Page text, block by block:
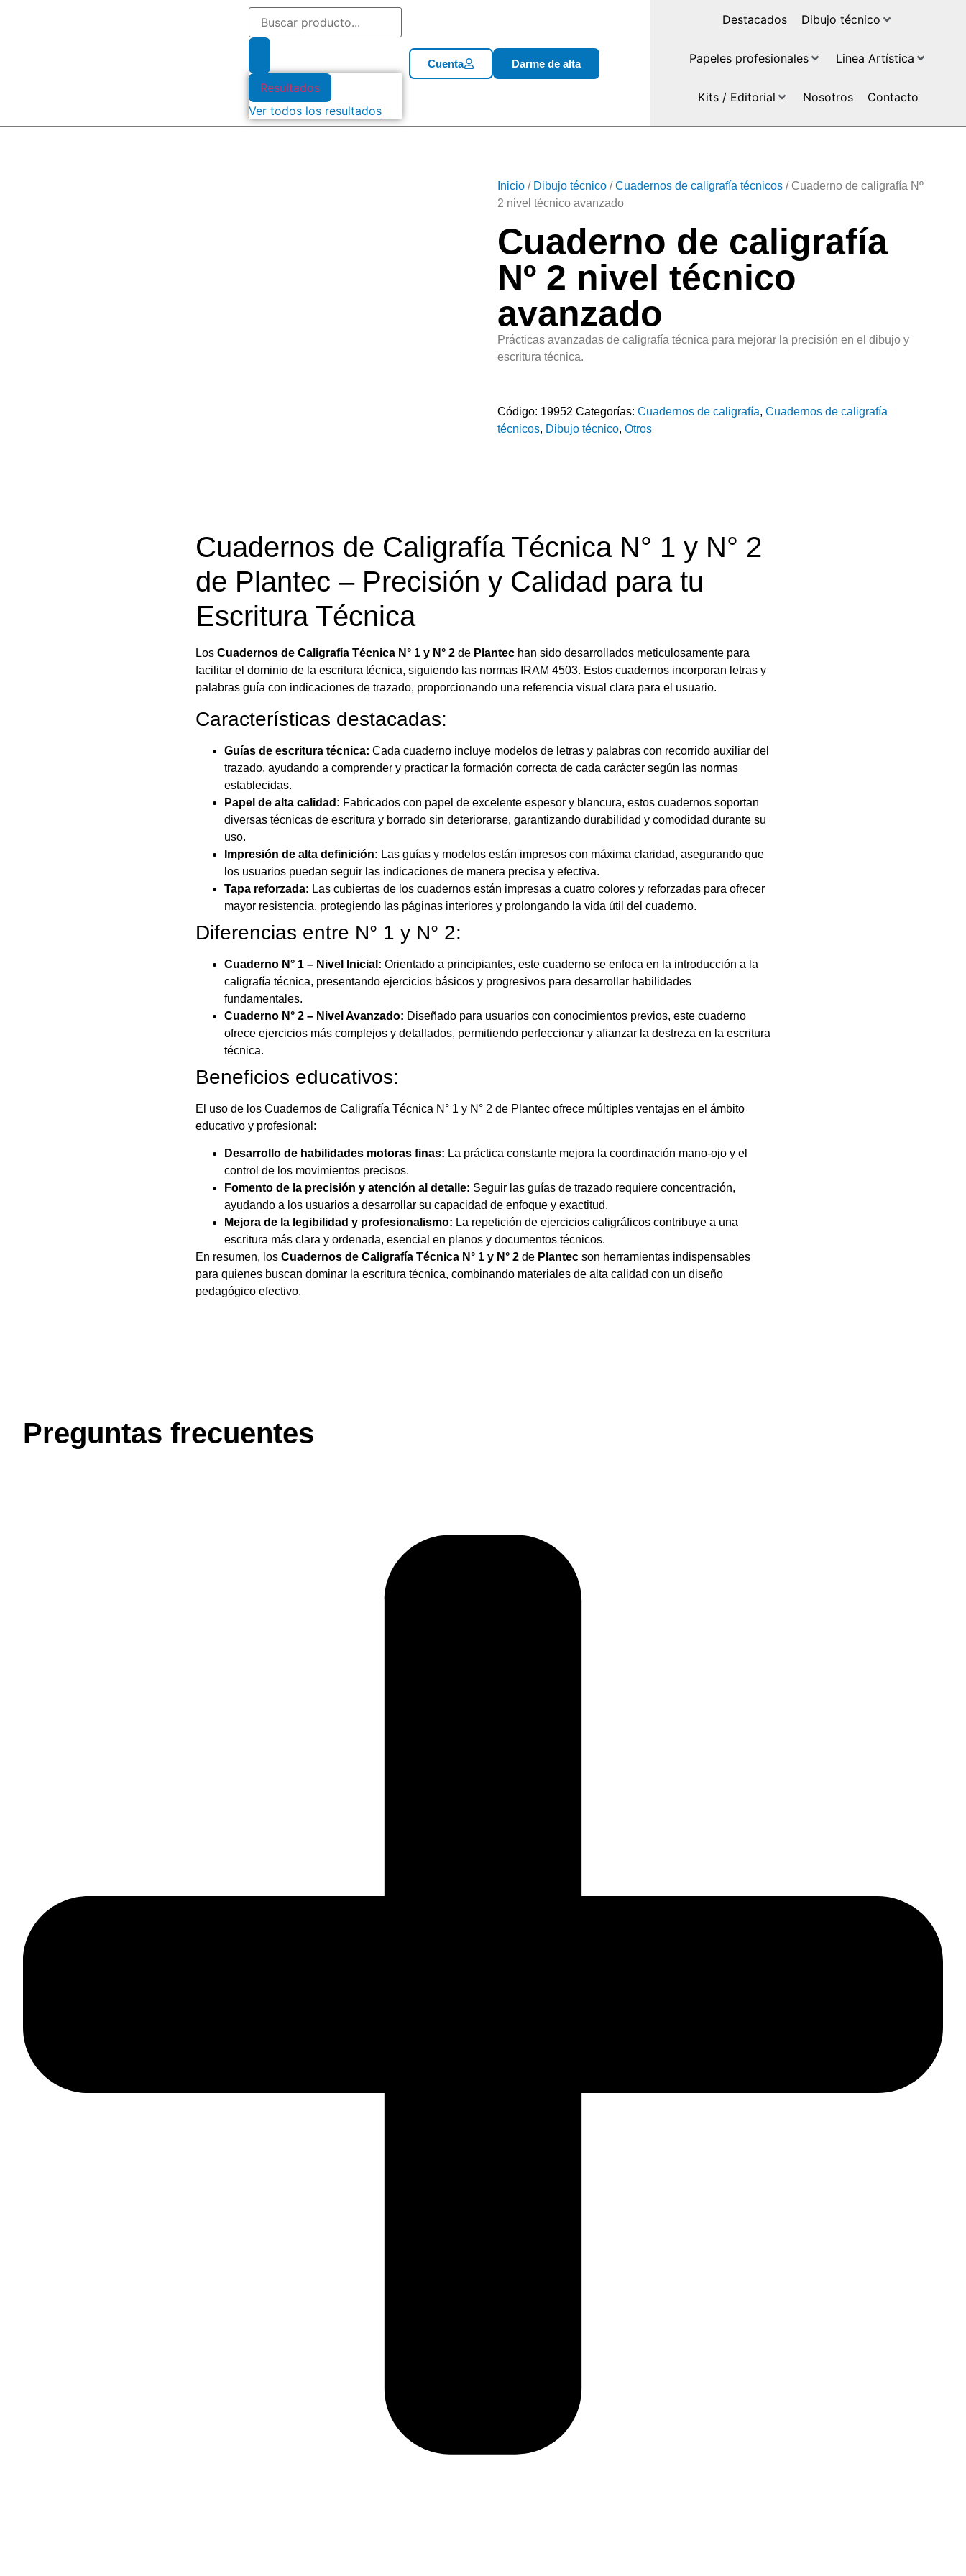
Resultados
Ver todos los resultados
Cuenta Darme de alta
Destacados Dibujo técnico
Papeles profesionales Linea Artística
Kits / Editorial Nosotros Contacto
Inicio / Dibujo técnico /Cuadernos de caligrafía técnicos / Cuaderno de caligrafía Nº
2 nivel técnico avanzado
Cuaderno de caligrafía
Nº 2 nivel técnico
avanzado
Prácticas avanzadas de caligrafía técnica para mejorar la precisión en el dibujo y
escritura técnica.
Código: 19952 Categorías: Cuadernos de caligrafía, Cuadernos de caligrafía
técnicos, Dibujo técnico, Otros
Cuadernos de Caligrafía Técnica N° 1 y N° 2
de Plantec – Precisión y Calidad para tu
Escritura Técnica
Los Cuadernos de Caligrafía Técnica N° 1 y N° 2 de Plantec han sido desarrollados meticulosamente para
facilitar el dominio de la escritura técnica, siguiendo las normas IRAM 4503. Estos cuadernos incorporan letras y
palabras guía con indicaciones de trazado, proporcionando una referencia visual clara para el usuario.
Características destacadas:
Guías de escritura técnica: Cada cuaderno incluye modelos de letras y palabras con recorrido auxiliar del
trazado, ayudando a comprender y practicar la formación correcta de cada carácter según las normas
establecidas.
Papel de alta calidad: Fabricados con papel de excelente espesor y blancura, estos cuadernos soportan
diversas técnicas de escritura y borrado sin deteriorarse, garantizando durabilidad y comodidad durante su
uso.
Impresión de alta definición: Las guías y modelos están impresos con máxima claridad, asegurando que
los usuarios puedan seguir las indicaciones de manera precisa y efectiva.
Tapa reforzada: Las cubiertas de los cuadernos están impresas a cuatro colores y reforzadas para ofrecer
mayor resistencia, protegiendo las páginas interiores y prolongando la vida útil del cuaderno.
Diferencias entre N° 1 y N° 2:
Cuaderno N° 1 – Nivel Inicial: Orientado a principiantes, este cuaderno se enfoca en la introducción a la
caligrafía técnica, presentando ejercicios básicos y progresivos para desarrollar habilidades
fundamentales.
Cuaderno N° 2 – Nivel Avanzado: Diseñado para usuarios con conocimientos previos, este cuaderno
ofrece ejercicios más complejos y detallados, permitiendo perfeccionar y afianzar la destreza en la escritura
técnica.
Beneficios educativos:
El uso de los Cuadernos de Caligrafía Técnica N° 1 y N° 2 de Plantec ofrece múltiples ventajas en el ámbito
educativo y profesional:
Desarrollo de habilidades motoras finas: La práctica constante mejora la coordinación mano-ojo y el
control de los movimientos precisos.
Fomento de la precisión y atención al detalle: Seguir las guías de trazado requiere concentración,
ayudando a los usuarios a desarrollar su capacidad de enfoque y exactitud.
Mejora de la legibilidad y profesionalismo: La repetición de ejercicios caligráficos contribuye a una
escritura más clara y ordenada, esencial en planos y documentos técnicos.
En resumen, los Cuadernos de Caligrafía Técnica N° 1 y N° 2 de Plantec son herramientas indispensables
para quienes buscan dominar la escritura técnica, combinando materiales de alta calidad con un diseño
pedagógico efectivo.
Preguntas frecuentes